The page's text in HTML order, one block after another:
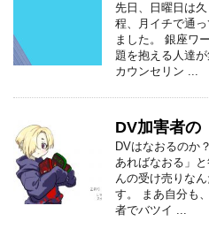
先日、日曜日は
程、月イチで通
ました。 銀座ワ
題を抱える人達
カウンセリン ...
DV加害者の
DVはなおるのか
あればなおる」
んの受け売りな
す。 まあ自分も
者でバツイ ...